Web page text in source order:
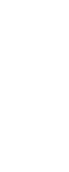
60分前